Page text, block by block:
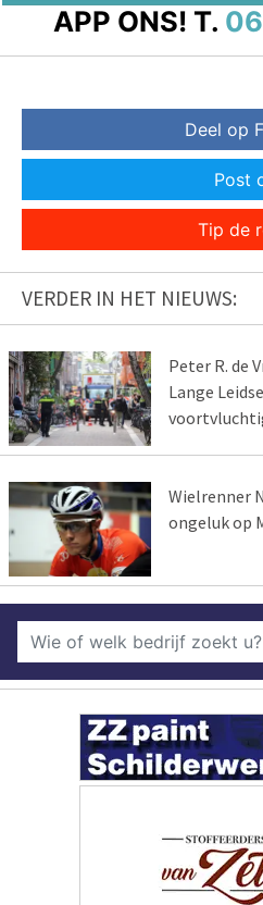
APP ONS! T.
Deel op
Post
Tip de
VERDER IN HET NIEUWS:
Peter R. de
Lange
Wielrenner
ongeluk op